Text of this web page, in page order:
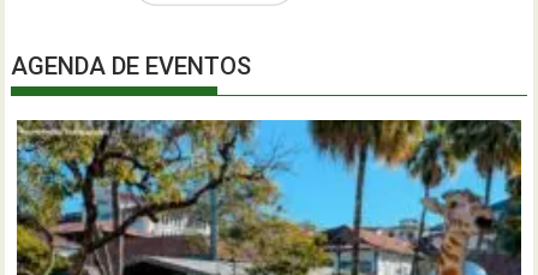
AGENDA DE EVENTOS